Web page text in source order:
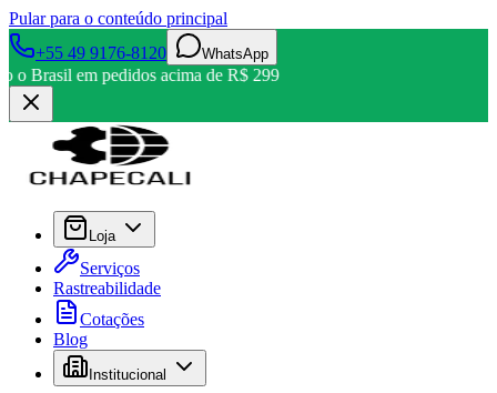
Pular para o conteúdo principal
+55 49 9176-8120
WhatsApp
o Brasil em pedidos acima de R$ 299
Loja
Serviços
Rastreabilidade
Cotações
Blog
Institucional